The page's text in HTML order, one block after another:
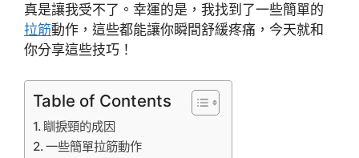
真是讓我受不了。幸運的是，我找到了一些簡單的
拉筋動作，這些都能讓你瞬間舒緩疼痛，今天就和
你分享這些技巧！
Table of Contents
瞓捩頸的成因
一些簡單拉筋動作